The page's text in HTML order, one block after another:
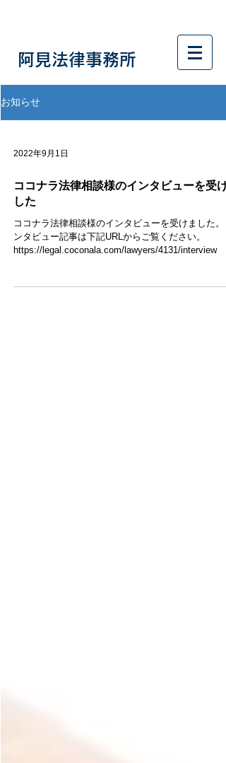
​阿見法律事務所
​TEL：029-879-9678
お知らせ
2022年9月1日
ココナラ法律相談様のインタビューを受け
した
ココナラ法律相談様のインタビューを受けました。
ンタビュー記事は下記URLからご覧ください。
https://legal.coconala.com/lawyers/4131/interview